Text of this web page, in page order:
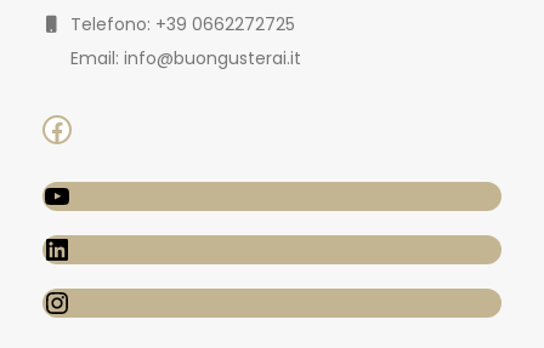
Telefono: +39 0662272725
Email: info@buongusterai.it